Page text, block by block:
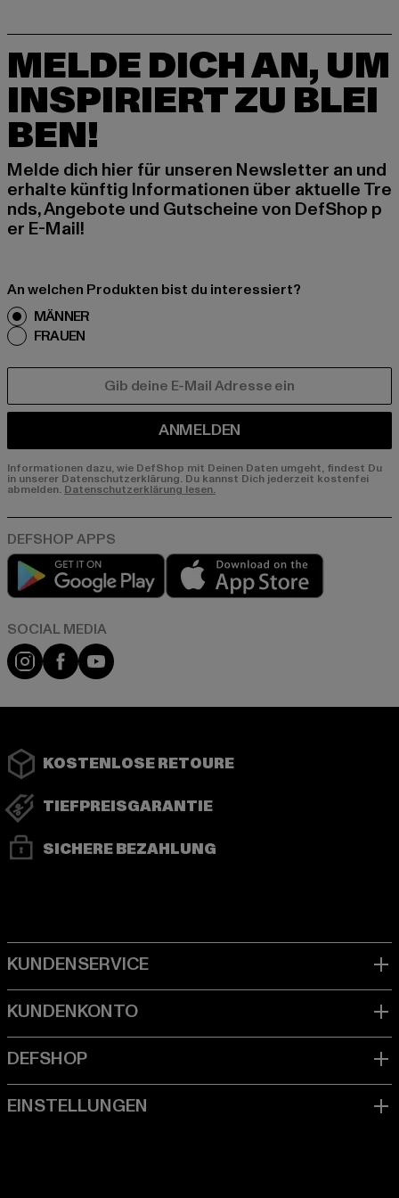
MELDE DICH AN, UM
INSPIRIERT ZU BLEI
BEN!
Melde dich hier für unseren Newsletter an und
erhalte künftig Informationen über aktuelle Tre
nds, Angebote und Gutscheine von DefShop p
er E-Mail!
An welchen Produkten bist du interessiert?
MÄNNER
FRAUEN
ANMELDEN
Informationen dazu, wie DefShop mit Deinen Daten umgeht, findest Du
in unserer Datenschutzerklärung. Du kannst Dich jederzeit kostenfei
abmelden. Datenschutzerklärung lesen.
Play market
Instagram
FacebookYouTube
KOSTENLOSE RETOURE
TIEFPREISGARANTIE
SICHERE BEZAHLUNG